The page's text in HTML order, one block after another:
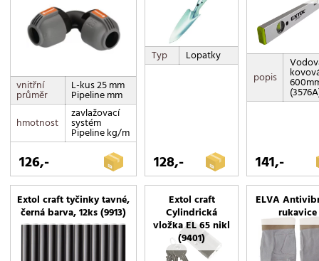
zahradní
zátěžové osivo
vnitřní
průměr
L-kus 25 mm
Pipeline mm
hmotnost
zavlažovací
systém
Pipeline kg/m
126,-
Typ Lopatky
128,-
popis
141,-
Extol craft tyčinky tavné,
černá barva, 12ks (9913)
Extol craft
Cylindrická
vložka EL 65 nikl
(9401)
ELVA
rukavice